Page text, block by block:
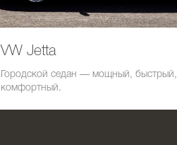
VW Jetta
Городской седан — мощный, быстрый,
комфортный.